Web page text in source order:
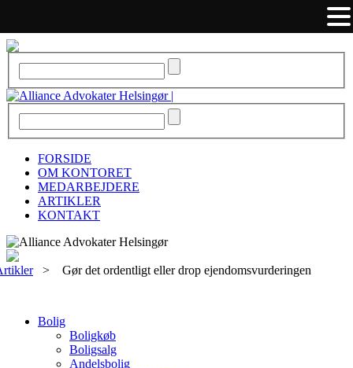
FORSIDE
OM KONTORET
MEDARBEJDERE
ARTIKLER
KONTAKT
> Gør det ordentligt eller drop ejendomsvurderingen
Bolig
Boligkøb
Boligsalg
Andelsbolig